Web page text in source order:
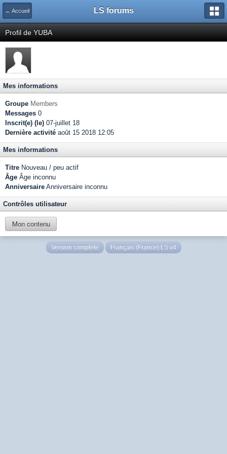
← Accueil LS forums
Profil de YUBA
Mes informations
Groupe Members
Messages 0
Inscrit(e) (le) 07-juillet 18
Dernière activité août 15 2018 12:05
Mes informations
Titre Nouveau / peu actif
Âge Âge inconnu
Anniversaire Anniversaire inconnu
Contrôles utilisateur
Mon contenu
Version complète Français (France) LS v4